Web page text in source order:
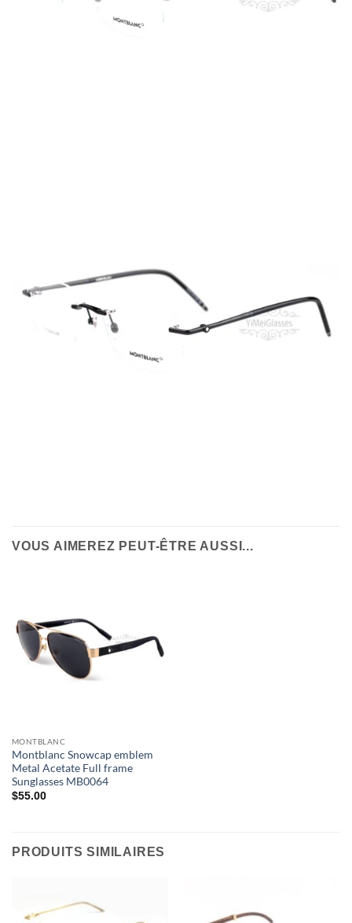
VOUS AIMEREZ PEUT-ÊTRE AUSSI...
MONTBLANC
Montblanc Snowcap emblem
Metal Acetate Full frame
Sunglasses MB0064
$55.00
PRODUITS SIMILAIRES